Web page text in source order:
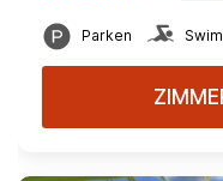
Parken